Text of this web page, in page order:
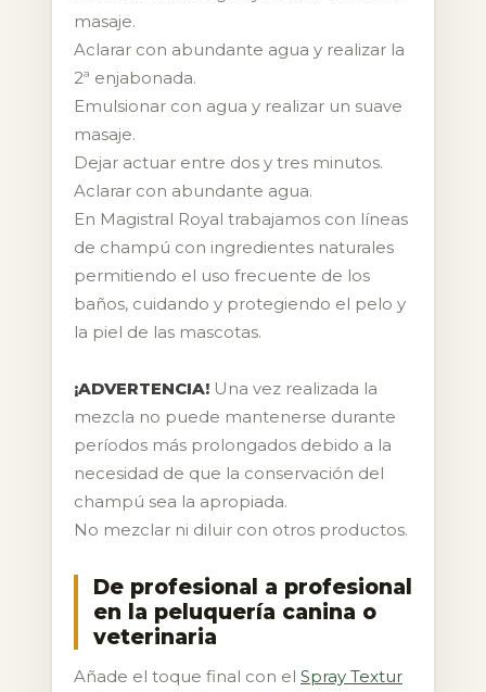
masaje.
Aclarar con abundante agua y realizar la
2ª enjabonada.
Emulsionar con agua y realizar un suave
masaje.
Dejar actuar entre dos y tres minutos.
Aclarar con abundante agua.
En Magistral Royal trabajamos con líneas
de champú con ingredientes naturales
permitiendo el uso frecuente de los
baños, cuidando y protegiendo el pelo y
la piel de las mascotas.
¡ADVERTENCIA! Una vez realizada la
mezcla no puede mantenerse durante
períodos más prolongados debido a la
necesidad de que la conservación del
champú sea la apropiada.
No mezclar ni diluir con otros productos.
De profesional a profesional
en la peluquería canina o
veterinaria
Añade el toque final con el Spray Textur